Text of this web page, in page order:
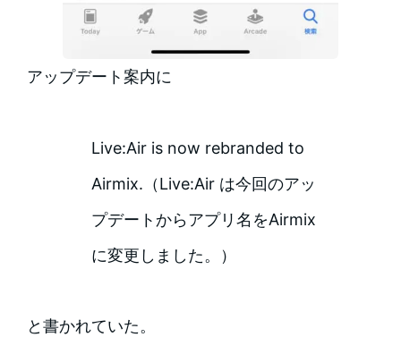
アップデート案内に
Live:Air is now rebranded to
Airmix.（Live:Air は今回のアッ
プデートからアプリ名をAirmix
に変更しました。）
と書かれていた。